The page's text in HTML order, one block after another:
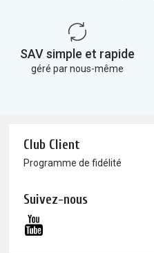
SAV simple et rapide
géré par nous-même
Club Client
Programme de fidélité
Suivez-nous